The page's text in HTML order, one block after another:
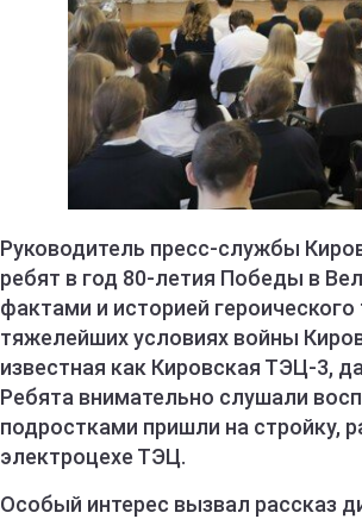
Руководитель пресс-службы
ребят в год 80-летия Победы в
фактами и историей
тяжелейших условиях войны
известная как Кировская ТЭЦ-3,
Ребята внимательно слушали
подростками пришли на стройку,
электроцехе ТЭЦ.
Особый интерес вызвал рассказ